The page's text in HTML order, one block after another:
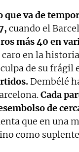
que va de
cuando el
más 40 en
en la
de su frágil
Dembélé
Cada
de
que en una
como